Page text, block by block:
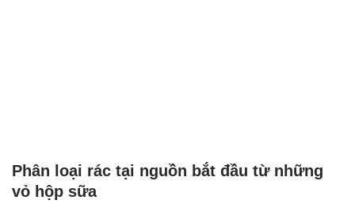
Phân loại rác tại nguồn bắt đầu từ những
vỏ hộp sữa